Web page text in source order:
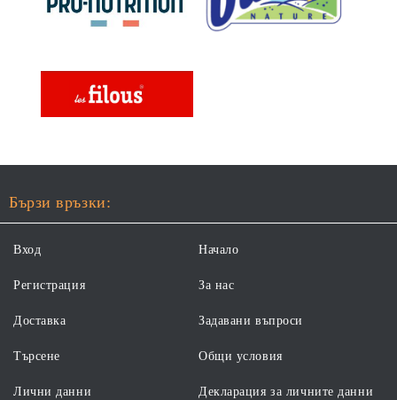
Бързи връзки:
Вход
Регистрация
Доставка
Търсене
Начало
За нас
Задавани въпроси
Общи условия
Лични данни Декларация за личните данни